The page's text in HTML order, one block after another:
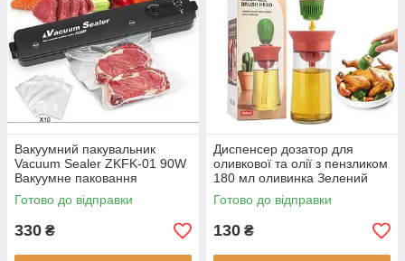
Вакуумний пакувальник
Vacuum Sealer ZKFK-01 90W
Вакуумне паковання
обладнання Вакууматор
ручної продуктів
Готово до відправки
330 ₴
Диспенсер дозатор для
оливкової та олії з пензликом
180 мл оливинка Зелений
Готово до відправки
130 ₴